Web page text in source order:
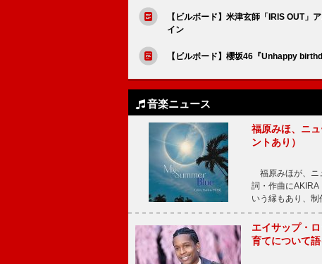
【ビルボード】米津玄師「IRIS OUT
イン
【ビルボード】櫻坂46『Unhappy
音楽ニュース
福原みほ、ニ
ントあり）
福原みほが、ニ
詞・作曲にAKIRA
いう縁もあり、
エイサップ・
育てについて語